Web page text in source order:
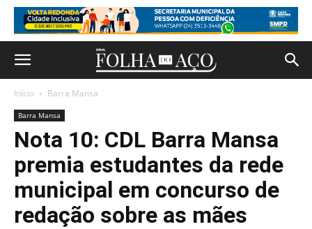
Início Barra Mansa
Barra Mansa
Nota 10: CDL Barra Mansa
premia estudantes da rede
municipal em concurso de
redação sobre as mães